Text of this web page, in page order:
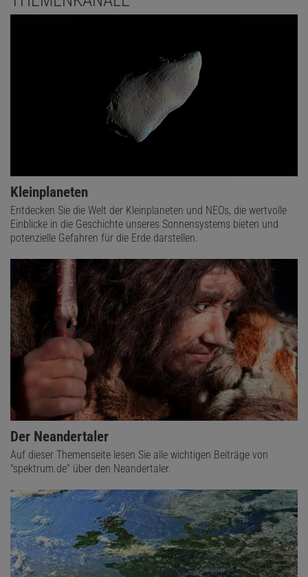
Kleinplaneten
Entdecken Sie die Welt der Kleinplaneten und NEOs, die wertvolle
Einblicke in die Geschichte unseres Sonnensystems bieten und
potenzielle Gefahren für die Erde darstellen.
Der Neandertaler
Auf dieser Themenseite lesen Sie alle wichtigen Beiträge von
"spektrum.de" über den Neandertaler.